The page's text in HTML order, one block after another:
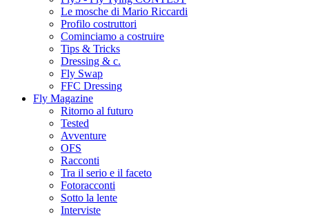
Le mosche di Mario Riccardi
Profilo costruttori
Cominciamo a costruire
Tips & Tricks
Dressing & c.
Fly Swap
FFC Dressing
Fly Magazine
Ritorno al futuro
Tested
Avventure
OFS
Racconti
Tra il serio e il faceto
Fotoracconti
Sotto la lente
Interviste